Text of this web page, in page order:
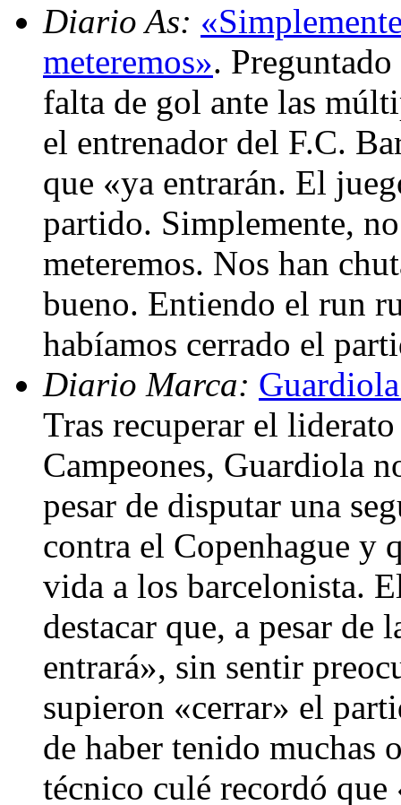
Diario As:
meteremos».
falta de gol ante las
el entrenador del F.C.
que «ya entrarán. El
partido. Simplemente,
meteremos. Nos han
bueno. Entiendo el run
habíamos cerrado el
Diario Marca:
Tras recuperar el
Campeones, Guardiola
pesar de disputar una
contra el Copenhague y
vida a los barcelonista.
destacar que, a pesar de
entrará», sin sentir
supieron «cerrar» el
de haber tenido muchas
técnico culé recordó